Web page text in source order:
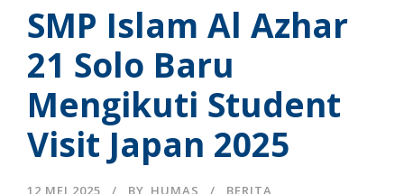
SMP Islam Al Azhar
21 Solo Baru
Mengikuti Student
Visit Japan 2025
12 MEI 2025 BY HUMAS BERITA